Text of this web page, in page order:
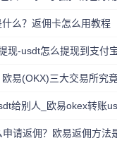
么？返佣卡怎么用教程
现-usdt怎么提现到支付
易(OKX)三大交易所究
给别人_欧易okex转账
申请返佣？欧易返佣方法